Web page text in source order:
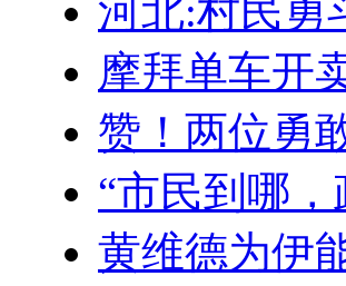
河北:村民勇
摩拜单车开
赞！两位勇
“市民到哪
黄维德为伊